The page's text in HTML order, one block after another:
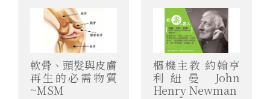
軟骨、頭髮與皮膚
再生的必需物質
~MSM
樞機主教 約翰亨
利紐曼 John
Henry Newman